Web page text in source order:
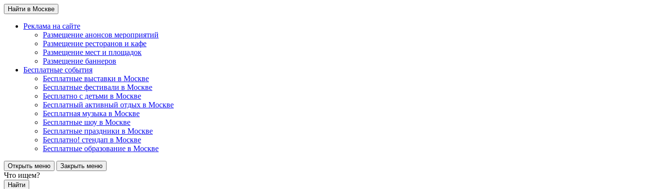
Найти в Москве
Реклама на сайте
Размещение анонсов мероприятий
Размещение ресторанов и кафе
Размещение мест и площадок
Размещение баннеров
Бесплатные события
Бесплатные выставки в Москве
Бесплатные фестивали в Москве
Бесплатно с детьми в Москве
Бесплатный активный отдых в Москве
Бесплатная музыка в Москве
Бесплатные шоу в Москве
Бесплатные праздники в Москве
Бесплатно! стендап в Москве
Бесплатные образование в Москве
Открыть меню Закрыть меню
Что ищем?
Найти